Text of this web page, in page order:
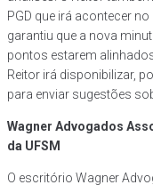
PGD que irá acontecer
garantiu que a nova
pontos estarem
Reitor irá disponibilizar,
para enviar sugestões
Wagner Advogados
da UFSM
O escritório Wagner